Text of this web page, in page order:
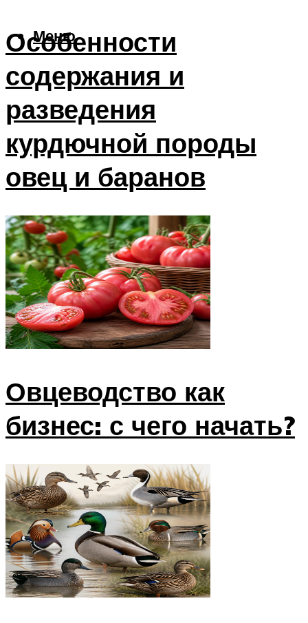
Меню
Особенности
содержания и
разведения
курдючной породы
овец и баранов
Овцеводство как
бизнес: с чего начать?